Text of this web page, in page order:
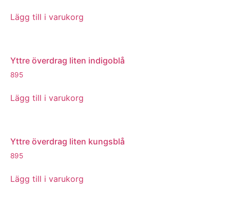
Lägg till i varukorg
Yttre överdrag liten indigoblå
895
Lägg till i varukorg
Yttre överdrag liten kungsblå
895
Lägg till i varukorg